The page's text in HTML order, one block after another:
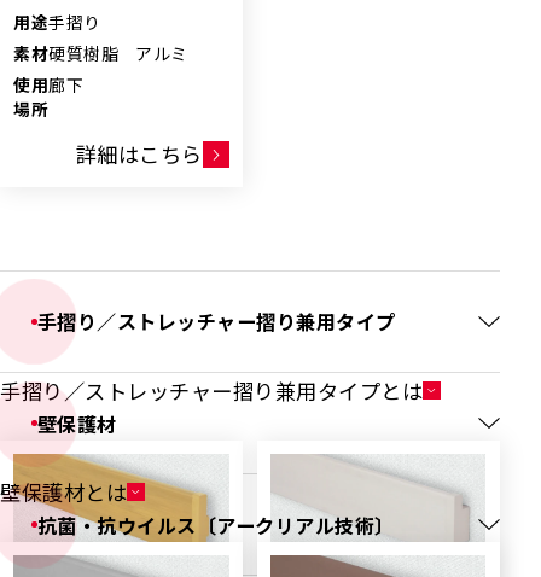
用途手摺り
素材硬質樹脂 アルミ
使用
場所
廊下
詳細はこちら
手摺り／ストレッチャー摺り兼用タイプ
手摺り／ストレッチャー摺り兼用タイプとは
壁保護材
壁保護材とは
抗菌・抗ウイルス〔アークリアル技術〕